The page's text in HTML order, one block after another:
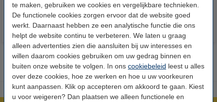
te maken, gebruiken we cookies en vergelijkbare technieken.
De functionele cookies zorgen ervoor dat de website goed
werkt. Daarnaast hebben ze een analytische functie die ons
helpt de website continu te verbeteren. We laten u graag
alleen advertenties zien die aansluiten bij uw interesses en
willen daarom cookies gebruiken om uw gedrag binnen en
buiten onze website te volgen. In ons cookiebeleid leest u alles
over deze cookies, hoe ze werken en hoe u uw voorkeuren
kunt aanpassen. Klik op accepteren om akkoord te gaan. Kiest
u voor weigeren? Dan plaatsen we alleen functionele en